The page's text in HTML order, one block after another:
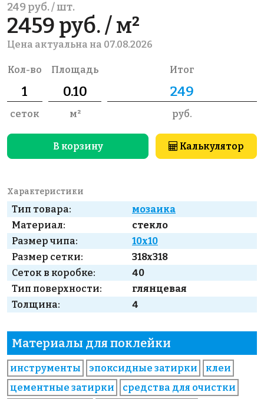
249 руб. / шт.
2459 руб. / м²
Цена актуальна на 07.08.2026
Кол-во
сеток
Площадь
м²
Итог
руб.
В корзину Калькулятор
Характеристики
Тип товара:
мозаика
Материал:
стекло
Размер чипа:
10x10
Размер сетки:
318x318
Сеток в коробке:
40
Тип поверхности:
глянцевая
Толщина:
4
Материалы для поклейки
инструменты эпоксидные затирки
клеи
цементные затирки
средства для очистки